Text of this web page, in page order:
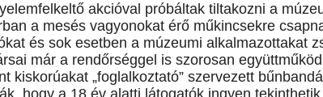
akcióval próbáltak tiltakozni a
a mesés vagyonokat érő műkincsekre
és sok esetben a múzeumi alkalmazottakat
már a rendőrséggel is szorosan
kiskorúakat „foglalkoztató” szervezett
hogy a 18 év alatti látogatók ingyen